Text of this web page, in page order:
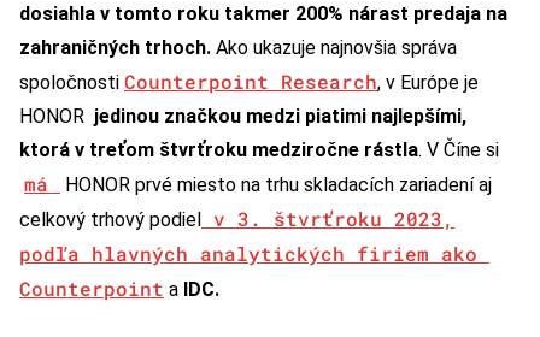
dosiahla v tomto roku takmer 200% nárast predaja na
zahraničných trhoch. Ako ukazuje najnovšia správa
spoločnosti Counterpoint Research, v Európe je
HONOR jedinou značkou medzi piatimi najlepšími,
ktorá v treťom štvrťroku medziročne rástla. V Číne si
má
HONOR prvé miesto na trhu skladacích zariadení aj
celkový trhový podiel v 3. štvrťroku 2023,
podľa hlavných analytických firiem ako
Counterpoint a IDC.